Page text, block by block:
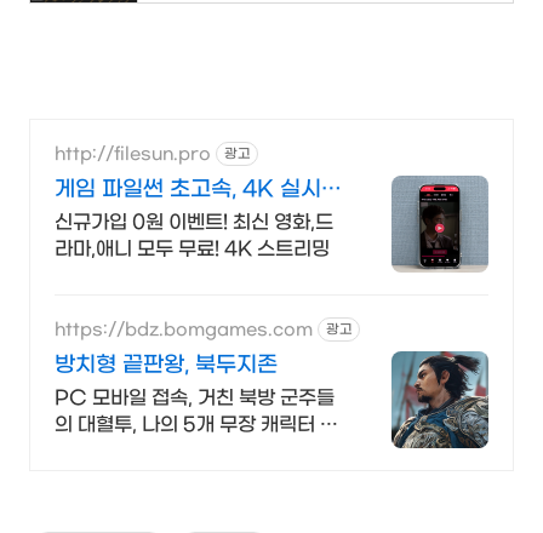
http://filesun.pro 광고
게임 파일썬 초고속, 4K 실시간
보기!
신규가입 0원 이벤트! 최신 영화,드
라마,애니 모두 무료! 4K 스트리밍
https://bdz.bomgames.com 광고
방치형 끝판왕, 북두지존
PC 모바일 접속, 거친 북방 군주들
의 대혈투, 나의 5개 무장 캐릭터 동